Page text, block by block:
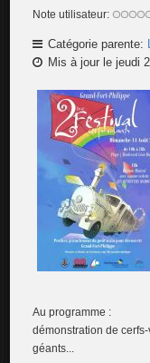
Note utilisateur:
Catégorie parente:
Mis à jour le jeudi
Au programme :
démonstration de
géants...